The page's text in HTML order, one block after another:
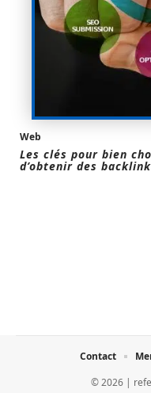
Web
Les clés pour bien
d’obtenir des
© 2026 |
Contact